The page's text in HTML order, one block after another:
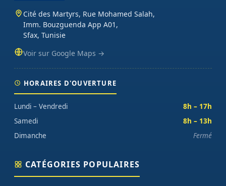
Cité des Martyrs, Rue Mohamed Salah,
Imm. Bouzguenda App A01,
Sfax, Tunisie
Voir sur Google Maps →
HORAIRES D'OUVERTURE
Lundi – Vendredi
8h – 17h
Samedi
8h – 13h
Dimanche
Fermé
CATÉGORIES POPULAIRES